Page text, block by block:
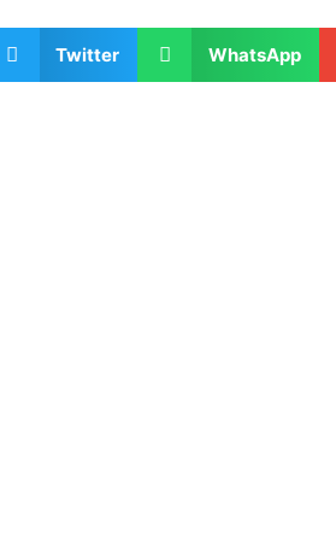
Twitter WhatsApp